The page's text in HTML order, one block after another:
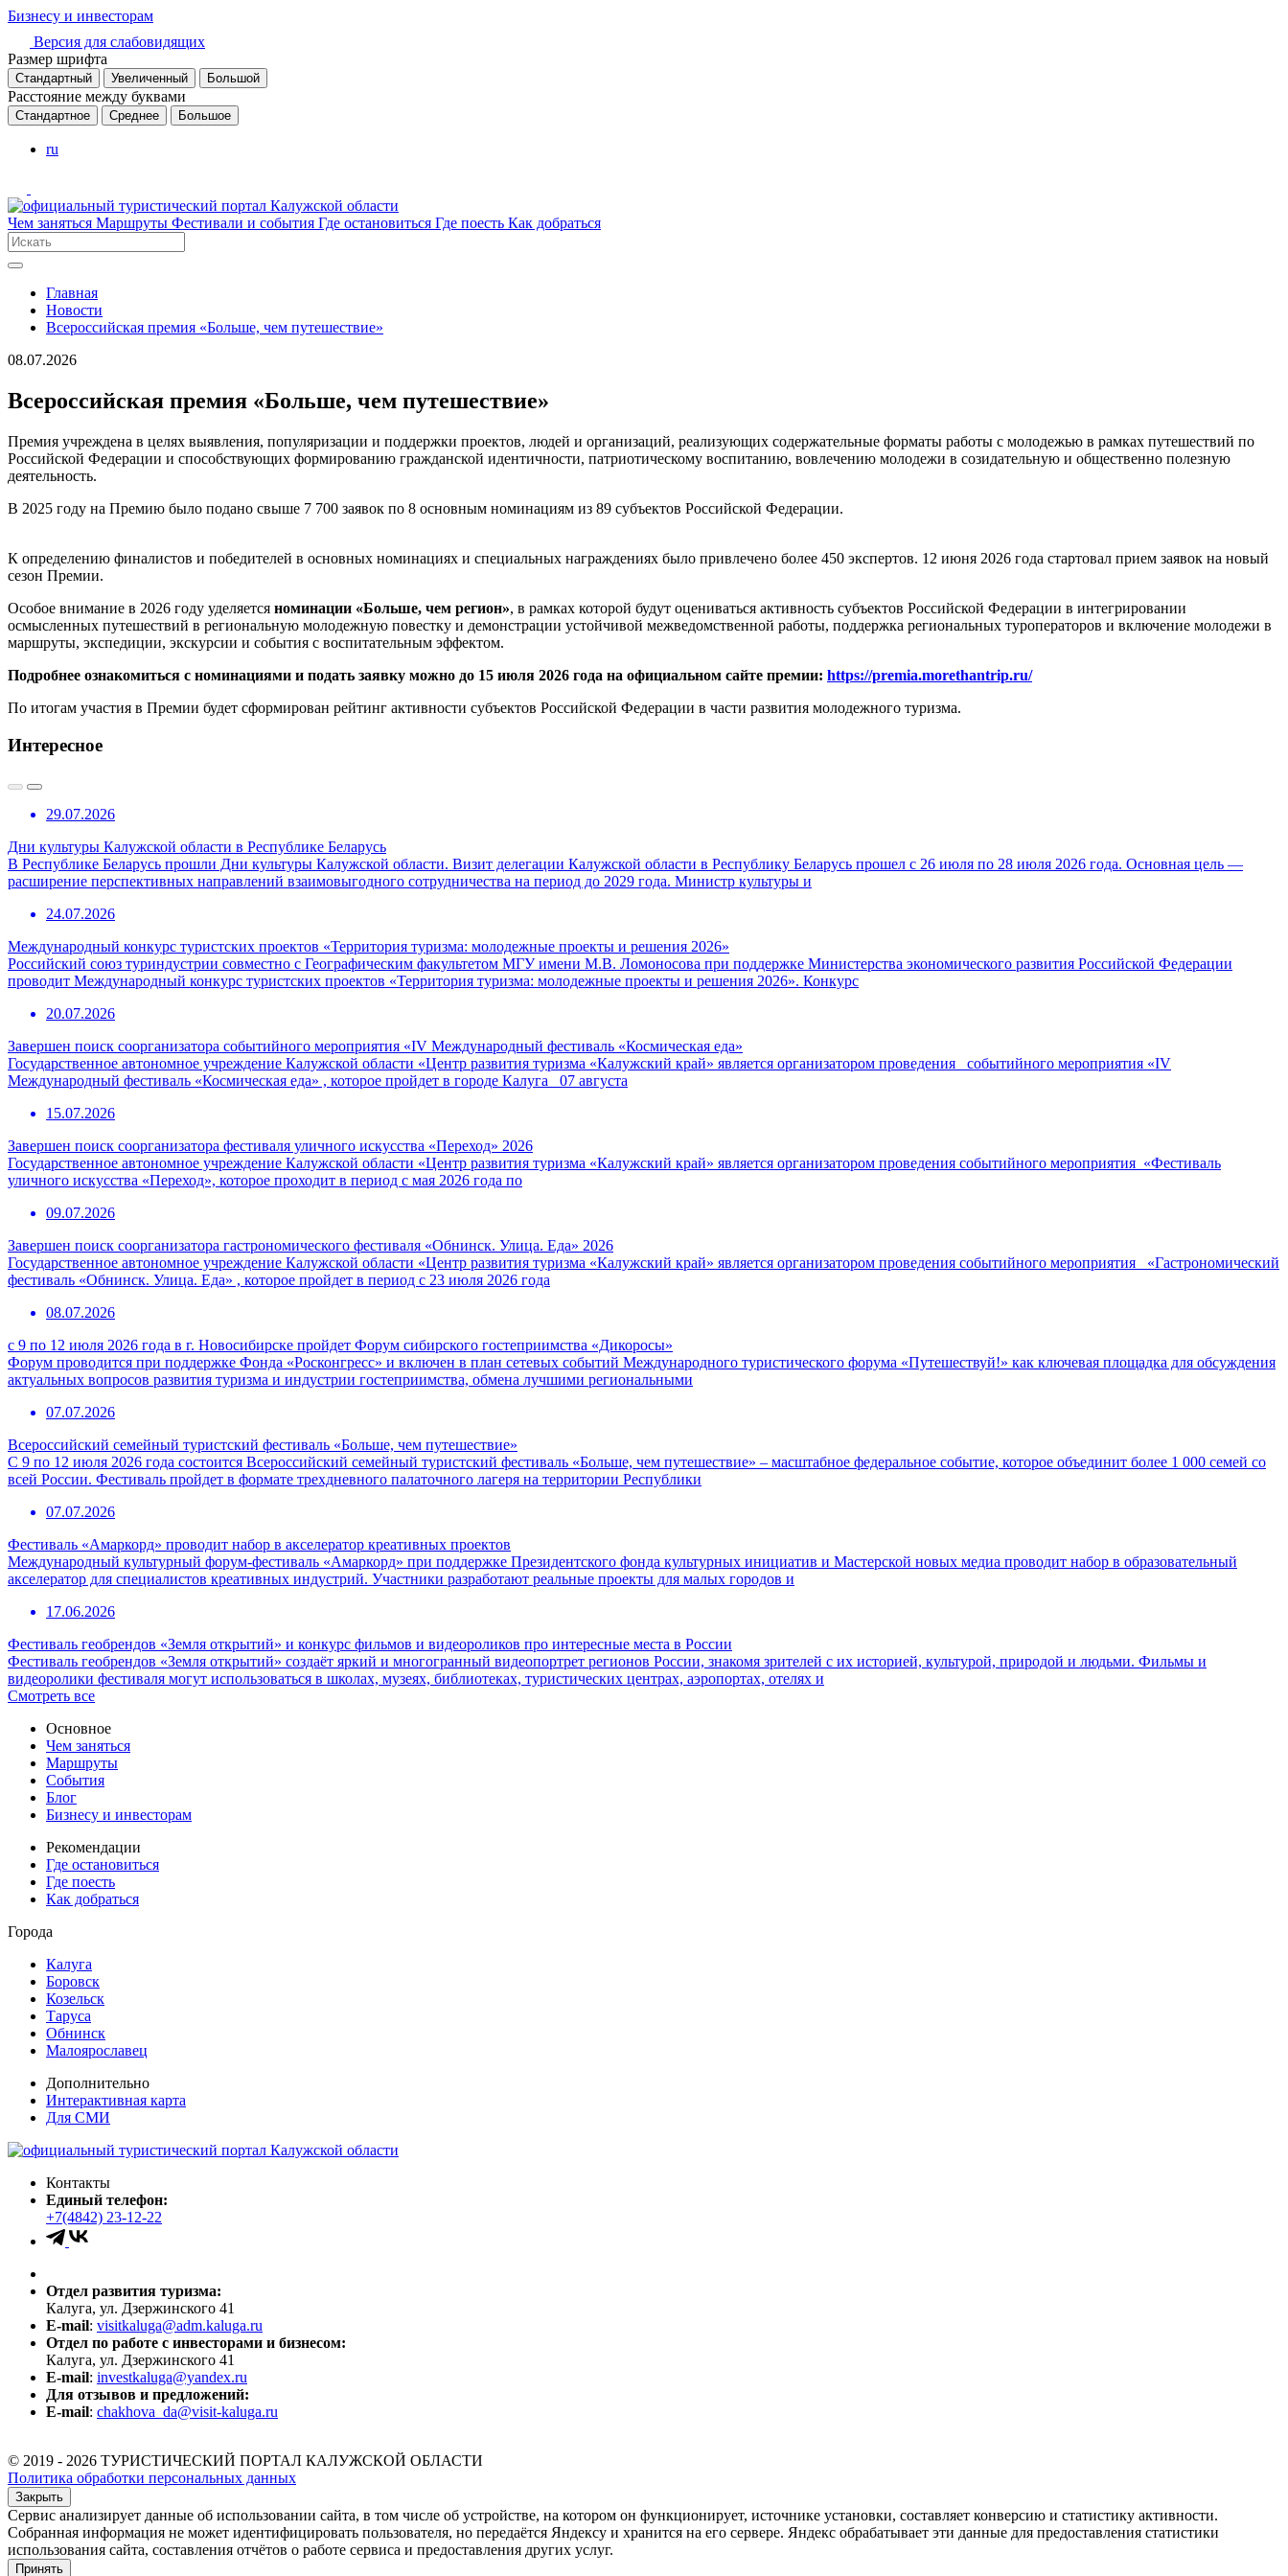
Бизнесу и инвесторам
Версия для слабовидящих
Размер шрифта
Стандартный Увеличенный Большой
Расстояние между буквами
Стандартное Среднее Большое
ru
Чем заняться Маршруты Фестивали и события Где остановиться Где поесть Как добраться
Главная
Новости
Всероссийская премия «Больше, чем путешествие»
08.07.2026
Всероссийская премия «Больше, чем путешествие»
Премия учреждена в целях выявления, популяризации и поддержки проектов, людей и организаций, реализующих содержательные форматы работы с молодежью в рамках путешествий по
Российской Федерации и способствующих формированию гражданской идентичности, патриотическому воспитанию, вовлечению молодежи в созидательную и общественно полезную
деятельность.
В 2025 году на Премию было подано свыше 7 700 заявок по 8 основным номинациям из 89 субъектов Российской Федерации.
К определению финалистов и победителей в основных номинациях и специальных награждениях было привлечено более 450 экспертов. 12 июня 2026 года стартовал прием заявок на новый
сезон Премии.
Особое внимание в 2026 году уделяется номинации «Больше, чем регион», в рамках которой будут оцениваться активность субъектов Российской Федерации в интегрировании
осмысленных путешествий в региональную молодежную повестку и демонстрации устойчивой межведомственной работы, поддержка региональных туроператоров и включение молодежи в
маршруты, экспедиции, экскурсии и события с воспитательным эффектом.
Подробнее ознакомиться с номинациями и подать заявку можно до 15 июля 2026 года на официальном сайте премии: https://premia.morethantrip.ru/
По итогам участия в Премии будет сформирован рейтинг активности субъектов Российской Федерации в части развития молодежного туризма.
Интересное
29.07.2026
Дни культуры Калужской области в Республике Беларусь
В Республике Беларусь прошли Дни культуры Калужской области. Визит делегации Калужской области в Республику Беларусь прошел с 26 июля по 28 июля 2026 года. Основная цель —
расширение перспективных направлений взаимовыгодного сотрудничества на период до 2029 года. Министр культуры и
24.07.2026
Международный конкурс туристских проектов «Территория туризма: молодежные проекты и решения 2026»
Российский союз туриндустрии совместно с Географическим факультетом МГУ имени М.В. Ломоносова при поддержке Министерства экономического развития Российской Федерации
проводит Международный конкурс туристских проектов «Территория туризма: молодежные проекты и решения 2026». Конкурс
20.07.2026
Завершен поиск соорганизатора событийного мероприятия «IV Международный фестиваль «Космическая еда»
Государственное автономное учреждение Калужской области «Центр развития туризма «Калужский край» является организатором проведения событийного мероприятия «IV
Международный фестиваль «Космическая еда» , которое пройдет в городе Калуга 07 августа
15.07.2026
Завершен поиск соорганизатора фестиваля уличного искусства «Переход» 2026
Государственное автономное учреждение Калужской области «Центр развития туризма «Калужский край» является организатором проведения событийного мероприятия «Фестиваль
уличного искусства «Переход», которое проходит в период с мая 2026 года по
09.07.2026
Завершен поиск соорганизатора гастрономического фестиваля «Обнинск. Улица. Еда» 2026
Государственное автономное учреждение Калужской области «Центр развития туризма «Калужский край» является организатором проведения событийного мероприятия «Гастрономический
фестиваль «Обнинск. Улица. Еда» , которое пройдет в период с 23 июля 2026 года
08.07.2026
с 9 по 12 июля 2026 года в г. Новосибирске пройдет Форум сибирского гостеприимства «Дикоросы»
Форум проводится при поддержке Фонда «Росконгресс» и включен в план сетевых событий Международного туристического форума «Путешествуй!» как ключевая площадка для обсуждения
актуальных вопросов развития туризма и индустрии гостеприимства, обмена лучшими региональными
07.07.2026
Всероссийский семейный туристский фестиваль «Больше, чем путешествие»
С 9 по 12 июля 2026 года состоится Всероссийский семейный туристский фестиваль «Больше, чем путешествие» – масштабное федеральное событие, которое объединит более 1 000 семей со
всей России. Фестиваль пройдет в формате трехдневного палаточного лагеря на территории Республики
07.07.2026
Фестиваль «Амаркорд» проводит набор в акселератор креативных проектов
Международный культурный форум-фестиваль «Амаркорд» при поддержке Президентского фонда культурных инициатив и Мастерской новых медиа проводит набор в образовательный
акселератор для специалистов креативных индустрий. Участники разработают реальные проекты для малых городов и
17.06.2026
Фестиваль геобрендов «Земля открытий» и конкурс фильмов и видеороликов про интересные места в России
Фестиваль геобрендов «Земля открытий» создаёт яркий и многогранный видеопортрет регионов России, знакомя зрителей с их историей, культурой, природой и людьми. Фильмы и
видеоролики фестиваля могут использоваться в школах, музеях, библиотеках, туристических центрах, аэропортах, отелях и
Смотреть все
Основное
Чем заняться
Маршруты
События
Блог
Бизнесу и инвесторам
Рекомендации
Где остановиться
Где поесть
Как добраться
Города
Калуга
Боровск
Козельск
Таруса
Обнинск
Малоярославец
Дополнительно
Интерактивная карта
Для СМИ
Контакты
Единый телефон:
+7(4842) 23-12-22
Отдел развития туризма:
Калуга, ул. Дзержинского 41
E-mail: visitkaluga@adm.kaluga.ru
Отдел по работе с инвесторами и бизнесом:
Калуга, ул. Дзержинского 41
E-mail: investkaluga@yandex.ru
Для отзывов и предложений:
E-mail: chakhova_da@visit-kaluga.ru
© 2019 - 2026 ТУРИСТИЧЕСКИЙ ПОРТАЛ КАЛУЖСКОЙ ОБЛАСТИ
Политика обработки персональных данных
Закрыть
Сервис анализирует данные об использовании сайта, в том числе об устройстве, на котором он функционирует, источнике установки, составляет конверсию и статистику активности.
Собранная информация не может идентифицировать пользователя, но передаётся Яндексу и хранится на его сервере. Яндекс обрабатывает эти данные для предоставления статистики
использования сайта, составления отчётов о работе сервиса и предоставления других услуг.
Принять